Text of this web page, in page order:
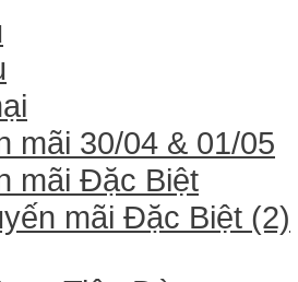
mãi 30/04 & 01/05
mãi Đặc Biệt
mãi Đặc Biệt (2)